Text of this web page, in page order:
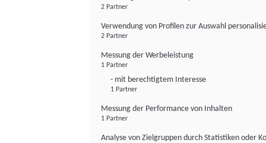
2 Partner
Verwendung von Profilen zur Auswahl
2 Partner
Messung der Werbeleistung
1 Partner
- mit berechtigtem Interesse
1 Partner
Messung der Performance von Inhalten
1 Partner
Analyse von Zielgruppen durch Statistiken oder